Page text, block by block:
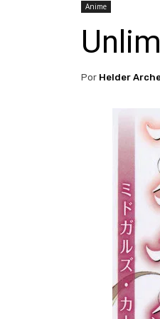
Anime
Por Helder